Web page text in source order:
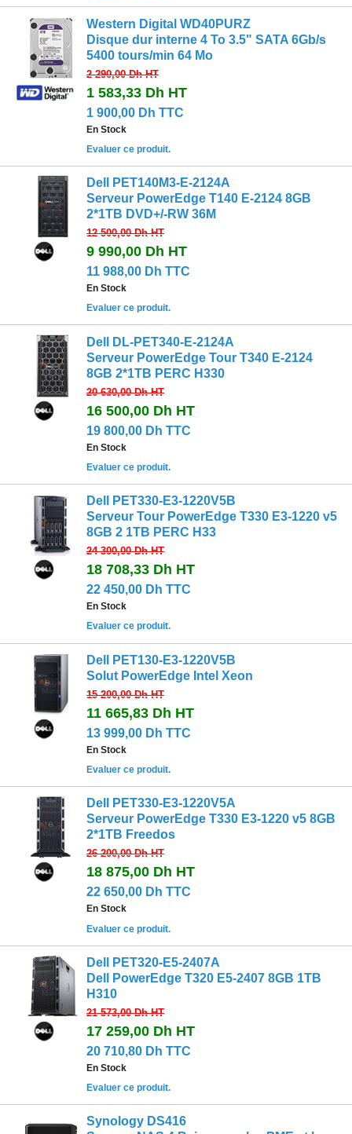
Western Digital WD40PURZ
Disque dur interne 4 To 3.5" SATA 6Gb/s
5400 tours/min 64 Mo
2 290,00 DhHT
1 583,33 Dh HT
1 900,00 Dh TTC
En Stock
Evaluer ce produit.
Dell PET140M3-E-2124A
Serveur PowerEdge T140 E-2124 8GB
2*1TB DVD+/-RW 36M
12 500,00 DhHT
9 990,00 Dh HT
11 988,00 Dh TTC
En Stock
Evaluer ce produit.
Dell DL-PET340-E-2124A
Serveur PowerEdge Tour T340 E-2124
8GB 2*1TB PERC H330
20 630,00 DhHT
16 500,00 Dh HT
19 800,00 Dh TTC
En Stock
Evaluer ce produit.
Dell PET330-E3-1220V5B
Serveur Tour PowerEdge T330 E3-1220 v5
8GB 2 1TB PERC H33
24 300,00 DhHT
18 708,33 Dh HT
22 450,00 Dh TTC
En Stock
Evaluer ce produit.
Dell PET130-E3-1220V5B
Solut PowerEdge Intel Xeon
15 200,00 DhHT
11 665,83 Dh HT
13 999,00 Dh TTC
En Stock
Evaluer ce produit.
Dell PET330-E3-1220V5A
Serveur PowerEdge T330 E3-1220 v5 8GB
2*1TB Freedos
26 200,00 DhHT
18 875,00 Dh HT
22 650,00 Dh TTC
En Stock
Evaluer ce produit.
Dell PET320-E5-2407A
Dell PowerEdge T320 E5-2407 8GB 1TB
H310
21 573,00 DhHT
17 259,00 Dh HT
20 710,80 Dh TTC
En Stock
Evaluer ce produit.
Synology DS416